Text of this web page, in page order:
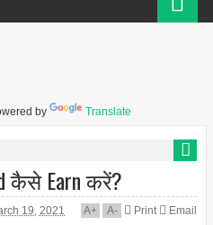
by Translate
कैसे Earn करें?
19, 2021 A+ A- Print Email